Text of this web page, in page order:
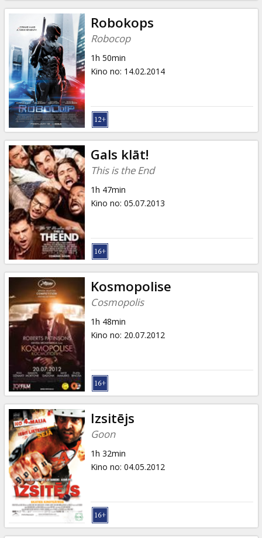
B2B
Kino
Klubs
Robokops
Robocop
1h 50min
Kino no: 14.02.2014
Gals klāt!
This is the End
1h 47min
Kino no: 05.07.2013
Kosmopolise
Cosmopolis
1h 48min
Kino no: 20.07.2012
Izsitējs
Goon
1h 32min
Kino no: 04.05.2012